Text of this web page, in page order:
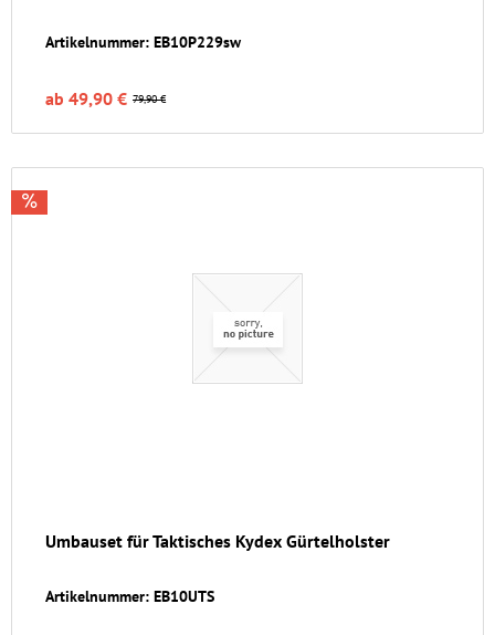
Artikelnummer: EB10P229sw
79,90 €
ab 49,90 €
Umbauset für Taktisches Kydex Gürtelholster
Artikelnummer: EB10UTS